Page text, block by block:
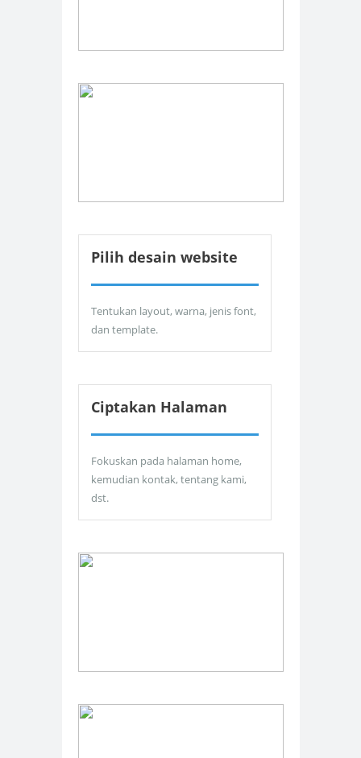
Pilih desain website
Tentukan layout, warna, jenis font,
dan template.
Ciptakan Halaman
Fokuskan pada halaman home,
kemudian kontak, tentang kami,
dst.